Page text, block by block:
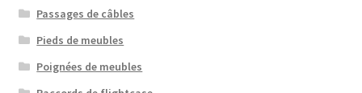
Passages de câbles
Pieds de meubles
Poignées de meubles